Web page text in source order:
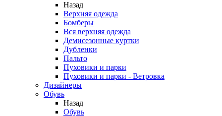
Назад
Верхняя одежда
Бомберы
Вся верхняя одежда
Демисезонные куртки
Дубленки
Пальто
Пуховики и парки
Пуховики и парки - Ветровка
Дизайнеры
Обувь
Назад
Обувь